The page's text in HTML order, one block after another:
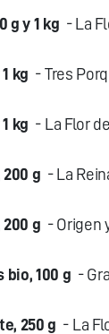
g y 1 kg - La
kg - Tres
kg - La Flor
g - La
g - Origen
100 g -
250 g - La